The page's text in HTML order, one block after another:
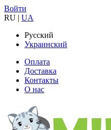
Войти
RU | UA
Русский
Украинский
Оплата
Доставка
Контакты
О нас